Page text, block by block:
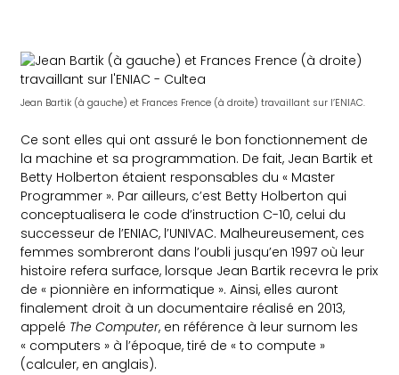
Jean Bartik (à gauche) et Frances Frence (à droite) travaillant sur l’ENIAC.
Ce sont elles qui ont assuré le bon fonctionnement de
la machine et sa programmation. De fait, Jean Bartik et
Betty Holberton étaient responsables du « Master
Programmer ». Par ailleurs, c’est Betty Holberton qui
conceptualisera le code d’instruction C-10, celui du
successeur de l’ENIAC, l’UNIVAC. Malheureusement, ces
femmes sombreront dans l’oubli jusqu’en 1997 où leur
histoire refera surface, lorsque Jean Bartik recevra le prix
de « pionnière en informatique ». Ainsi, elles auront
finalement droit à un documentaire réalisé en 2013,
appelé The Computer, en référence à leur surnom les
« computers » à l’époque, tiré de « to compute »
(calculer, en anglais).